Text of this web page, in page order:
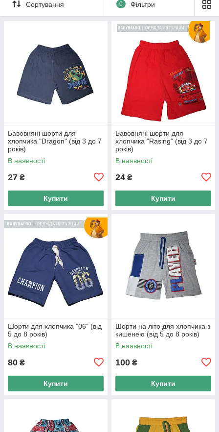
Сортування 0 Фільтри
Бавовняні шорти для
хлопчика "Dragon" (від 3 до 7
років)
В наявності
27 ₴
Купити
Бавовняні шорти для
хлопчика "Rasing" (від 3 до 7
років)
В наявності
24 ₴
Купити
Шорти для хлопчика "06" (від
5 до 8 років)
В наявності
80 ₴
Купити
Шорти на літо для хлопчика з
кишенею (від 5 до 8 років)
В наявності
100 ₴
Купити